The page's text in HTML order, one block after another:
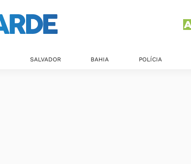
SALVADOR BAHIA POLÍCIA